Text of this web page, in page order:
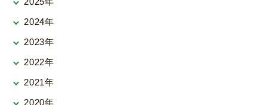
2024年
2023年
2022年
2021年
2020年